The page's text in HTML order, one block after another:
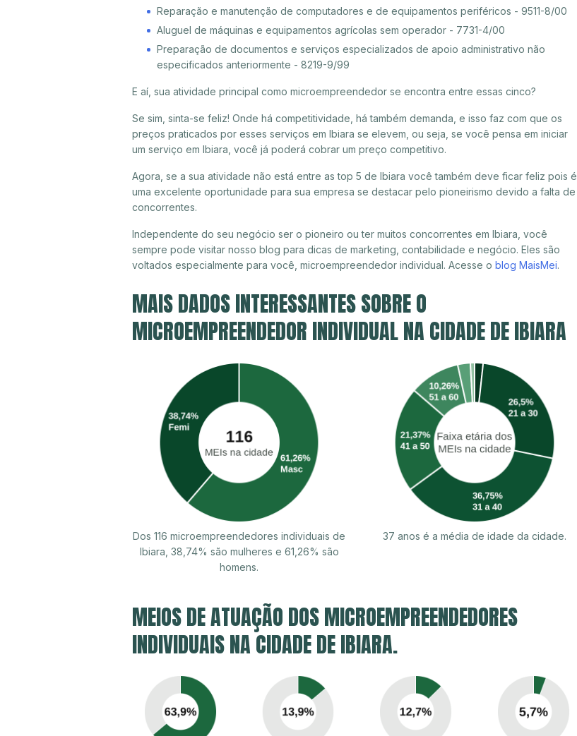
Reparação e manutenção de computadores e de equipamentos periféricos - 9511-8/00
Aluguel de máquinas e equipamentos agrícolas sem operador - 7731-4/00
Preparação de documentos e serviços especializados de apoio administrativo não
especificados anteriormente - 8219-9/99
E aí, sua atividade principal como microempreendedor se encontra entre essas cinco?
Se sim, sinta-se feliz! Onde há competitividade, há também demanda, e isso faz com que os
preços praticados por esses serviços em Ibiara se elevem, ou seja, se você pensa em iniciar
um serviço em Ibiara, você já poderá cobrar um preço competitivo.
Agora, se a sua atividade não está entre as top 5 de Ibiara você também deve ficar feliz pois é
uma excelente oportunidade para sua empresa se destacar pelo pioneirismo devido a falta de
concorrentes.
Independente do seu negócio ser o pioneiro ou ter muitos concorrentes em Ibiara, você
sempre pode visitar nosso blog para dicas de marketing, contabilidade e negócio. Eles são
voltados especialmente para você, microempreendedor individual. Acesse o blog MaisMei.
MAIS DADOS INTERESSANTES SOBRE O
MICROEMPREENDEDOR INDIVIDUAL NA CIDADE DE IBIARA
Dos 116 microempreendedores individuais de
Ibiara, 38,74% são mulheres e 61,26% são
homens.
37 anos é a média de idade da cidade.
MEIOS DE ATUAÇÃO DOS MICROEMPREENDEDORES
INDIVIDUAIS NA CIDADE DE IBIARA.